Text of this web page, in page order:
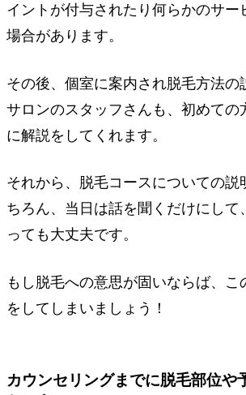
イントが付与されたり何らかのサー
場合があります。
その後、個室に案内され脱毛方法の
サロンのスタッフさんも、初めての
に解説をしてくれます。
それから、脱毛コースについての説
ちろん、当日は話を聞くだけにして
っても大丈夫です。
もし脱毛への意思が固いならば、こ
をしてしまいましょう！
カウンセリングまでに脱毛部位や